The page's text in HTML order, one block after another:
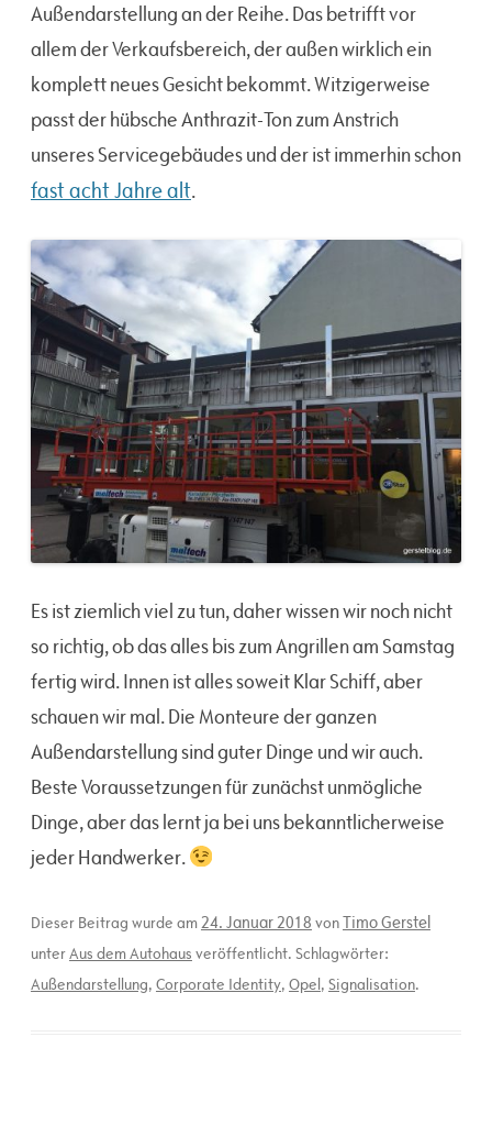
Außendarstellung an der Reihe. Das betrifft vor
allem der Verkaufsbereich, der außen wirklich ein
komplett neues Gesicht bekommt. Witzigerweise
passt der hübsche Anthrazit-Ton zum Anstrich
unseres Servicegebäudes und der ist immerhin schon
fast acht Jahre alt.
Es ist ziemlich viel zu tun, daher wissen wir noch nicht
so richtig, ob das alles bis zum Angrillen am Samstag
fertig wird. Innen ist alles soweit Klar Schiff, aber
schauen wir mal. Die Monteure der ganzen
Außendarstellung sind guter Dinge und wir auch.
Beste Voraussetzungen für zunächst unmögliche
Dinge, aber das lernt ja bei uns bekanntlicherweise
jeder Handwerker.
Dieser Beitrag wurde am24. Januar 2018 vonTimo Gerstel
unterAus dem Autohaus veröffentlicht. Schlagwörter:
Außendarstellung, Corporate Identity, Opel, Signalisation.